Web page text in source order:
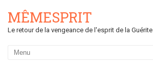
MÊMESPRIT
Le retour de la vengeance de l'esprit de la Guérite